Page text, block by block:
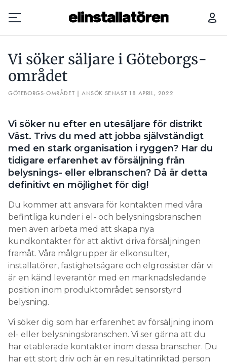
Prenumerera
Hantera prenumeration
Lediga jobb
Annonsera
Läs E-tidningen
Kontakt
Personuppgifter
Search for:
SEARCH
Vi söker säljare i Göteborgs-
området
GÖTEBORGS-OMRÅDET | ANSÖK SENAST 18 APRIL, 2022
Vi söker nu efter en utesäljare för distrikt
Väst. Trivs du med att jobba självständigt
med en stark organisation i ryggen? Har du
tidigare erfarenhet av försäljning från
belysnings- eller elbranschen? Då är detta
definitivt en möjlighet för dig!
Du kommer att ansvara för kontakten med våra
befintliga kunder i el- och belysningsbranschen
men även arbeta med att skapa nya
kundkontakter för att aktivt driva försäljningen
framåt. Våra målgrupper är elkonsulter,
installatörer, fastighetsägare och elgrossister där vi
är en känd leverantör med en marknadsledande
position inom produktområdet sensorstyrd
belysning.
Vi söker dig som har erfarenhet av försäljning inom
el- eller belysningsbranschen. Vi ser gärna att du
har etablerade kontakter inom dessa branscher. Du
har ett stort driv och är en resultatinriktad person
VI SÖKER SÄLJARE I GÖTEBORGS-OMRÅDET